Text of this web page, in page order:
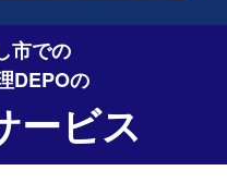
市での
DEPOの
ービス